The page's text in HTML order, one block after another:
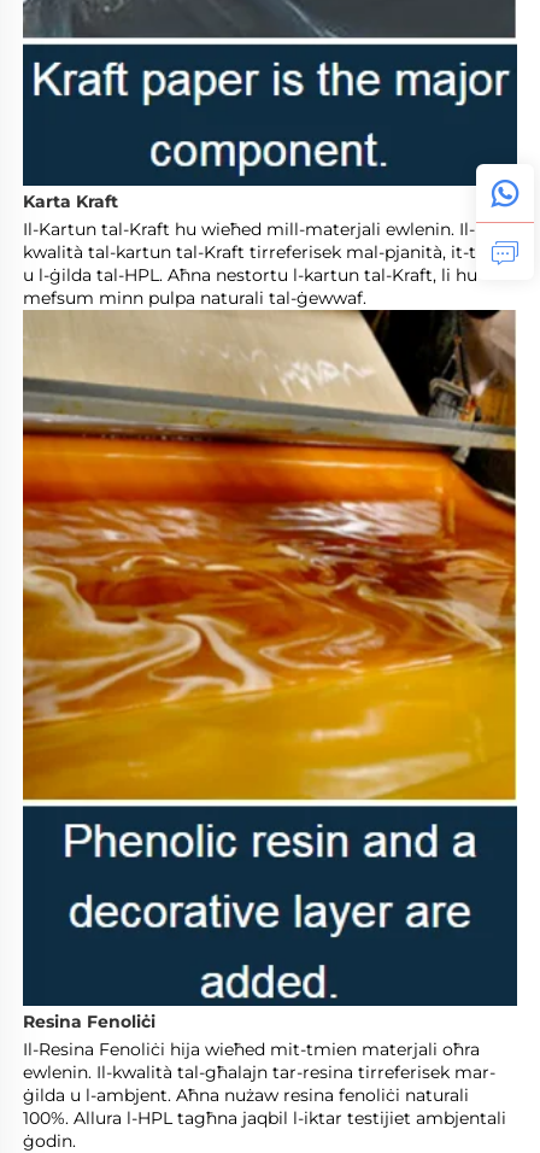
Karta Kraft
Il-Kartun tal-Kraft hu wieħed mill-materjali ewlenin. Il-
kwalità tal-kartun tal-Kraft tirreferisek mal-pjanità, it-thikk
u l-ġilda tal-HPL. Aħna nestortu l-kartun tal-Kraft, li hu
mefsum minn pulpa naturali tal-ġewwaf.
Resina Fenoliċi
Il-Resina Fenoliċi hija wieħed mit-tmien materjali oħra
ewlenin. Il-kwalità tal-għalajn tar-resina tirreferisek mar-
ġilda u l-ambjent. Aħna nużaw resina fenoliċi naturali
100%. Allura l-HPL tagħna jaqbil l-iktar testijiet ambjentali
ġodin.